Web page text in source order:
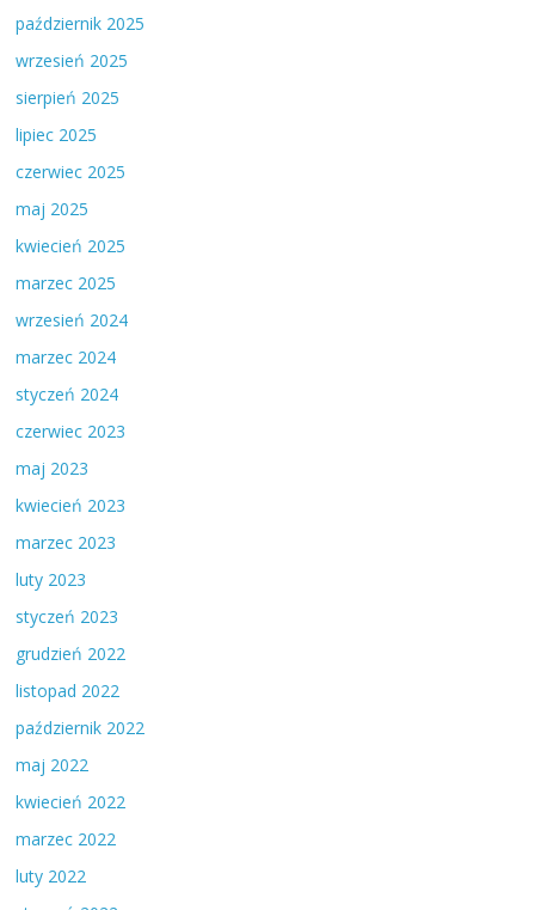
październik 2025
wrzesień 2025
sierpień 2025
lipiec 2025
czerwiec 2025
maj 2025
kwiecień 2025
marzec 2025
wrzesień 2024
marzec 2024
styczeń 2024
czerwiec 2023
maj 2023
kwiecień 2023
marzec 2023
luty 2023
styczeń 2023
grudzień 2022
listopad 2022
październik 2022
maj 2022
kwiecień 2022
marzec 2022
luty 2022